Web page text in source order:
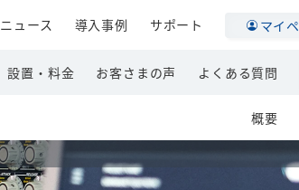
設置・料金 お客さまの声 よくある質問
ニュース 導入事例 サポート マイ
概要